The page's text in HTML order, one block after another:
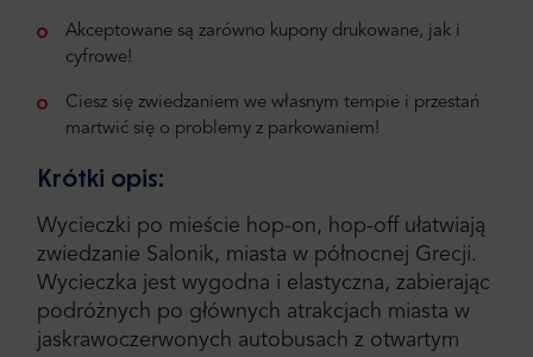
Akceptowane są zarówno kupony drukowane, jak i
cyfrowe!
Ciesz się zwiedzaniem we własnym tempie i przestań
martwić się o problemy z parkowaniem!
Krótki opis:
Wycieczki po mieście hop-on, hop-off ułatwiają
zwiedzanie Salonik, miasta w północnej Grecji.
Wycieczka jest wygodna i elastyczna, zabierając
podróżnych po głównych atrakcjach miasta w
jaskrawoczerwonych autobusach z otwartym